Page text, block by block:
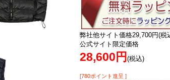
弊社他サイト価格29,700円(税
公式サイト限定価格
28,600円 (税込)
[780ポイント進呈 ]